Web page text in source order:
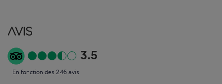
Avis
3.5
En fonction des 246 avis